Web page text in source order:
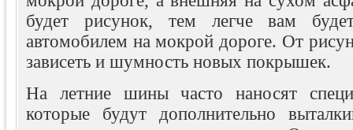
будет рисунок, тем легче вам
автомобилем на мокрой дороге. От
зависеть и шумность новых покрышек.
На летние шины часто наносят
которые будут дополнительно